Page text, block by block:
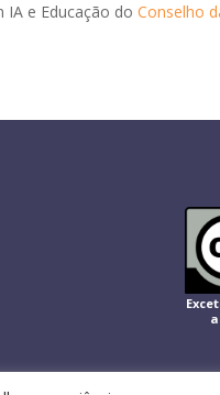
e Educação do Conselho